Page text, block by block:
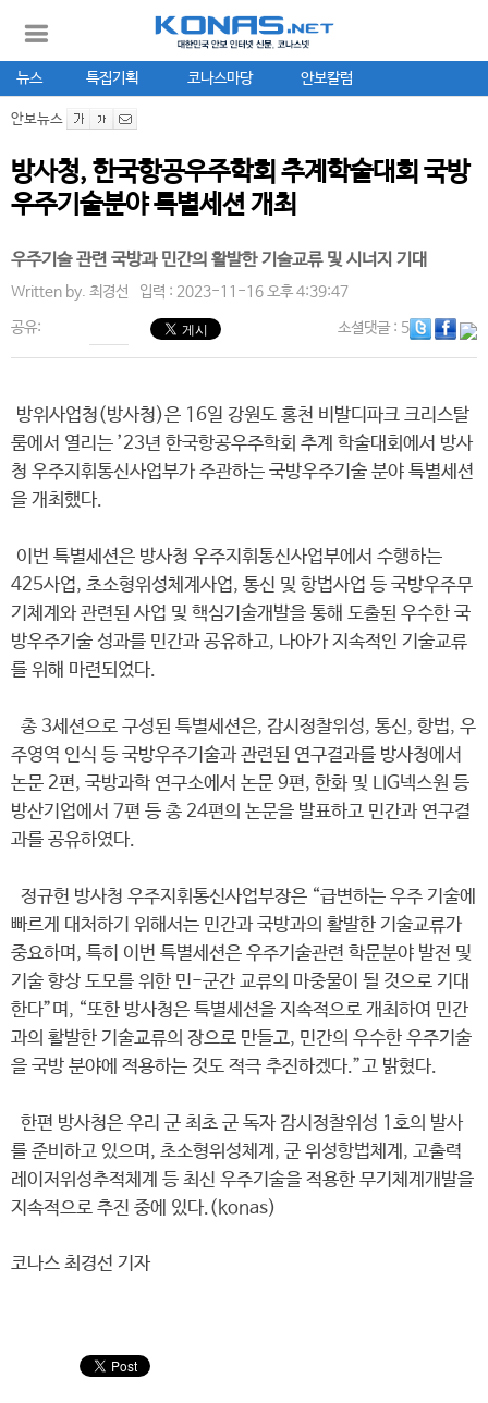
뉴스 특집기획 코나스마당 안보칼럼
안보뉴스
방사청, 한국항공우주학회 추계학술대회 국방
우주기술분야 특별세션 개최
우주기술 관련 국방과 민간의 활발한 기술교류 및 시너지 기대
Written by. 최경선 입력 : 2023-11-16 오후 4:39:47
공유: 소셜댓글: 5
방위사업청(방사청)은 16일 강원도 홍천 비발디파크 크리스탈
룸에서 열리는 ’23년 한국항공우주학회 추계 학술대회에서 방사
청 우주지휘통신사업부가 주관하는 국방우주기술 분야 특별세션
을 개최했다.
이번 특별세션은 방사청 우주지휘통신사업부에서 수행하는
425사업, 초소형위성체계사업, 통신 및 항법사업 등 국방우주무
기체계와 관련된 사업 및 핵심기술개발을 통해 도출된 우수한 국
방우주기술 성과를 민간과 공유하고, 나아가 지속적인 기술교류
를 위해 마련되었다.
총 3세션으로 구성된 특별세션은, 감시정찰위성, 통신, 항법, 우
주영역 인식 등 국방우주기술과 관련된 연구결과를 방사청에서
논문 2편, 국방과학 연구소에서 논문 9편, 한화 및 LIG넥스원 등
방산기업에서 7편 등 총 24편의 논문을 발표하고 민간과 연구결
과를 공유하였다.
정규헌 방사청 우주지휘통신사업부장은 “급변하는 우주 기술에
빠르게 대처하기 위해서는 민간과 국방과의 활발한 기술교류가
중요하며, 특히 이번 특별세션은 우주기술관련 학문분야 발전 및
기술 향상 도모를 위한 민-군간 교류의 마중물이 될 것으로 기대
한다”며, “또한 방사청은 특별세션을 지속적으로 개최하여 민간
과의 활발한 기술교류의 장으로 만들고, 민간의 우수한 우주기술
을 국방 분야에 적용하는 것도 적극 추진하겠다.”고 밝혔다.
한편 방사청은 우리 군 최초 군 독자 감시정찰위성 1호의 발사
를 준비하고 있으며, 초소형위성체계, 군 위성항법체계, 고출력
레이저위성추적체계 등 최신 우주기술을 적용한 무기체계개발을
지속적으로 추진 중에 있다.(konas)
코나스 최경선 기자